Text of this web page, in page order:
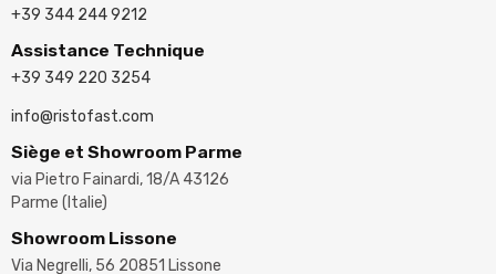
+39 344 244 9212
Assistance Technique
+39 349 220 3254
info@ristofast.com
Siège et Showroom Parme
via Pietro Fainardi, 18/A 43126
Parme (Italie)
Showroom Lissone
Via Negrelli, 56 20851 Lissone